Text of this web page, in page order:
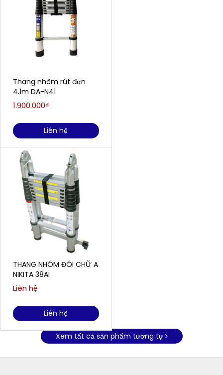
Thang nhôm rút đơn
4.1m DA-N41
1.900.000₫
Liên hệ
THANG NHÔM ĐÔI CHỮ A
NIKITA 38AI
Liên hệ
Liên hệ
Xem tất cả sản phẩm tương tự